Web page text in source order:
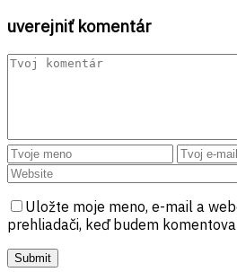
uverejniť komentár
Uložte moje meno, e-mail a
prehliadači, keď budem